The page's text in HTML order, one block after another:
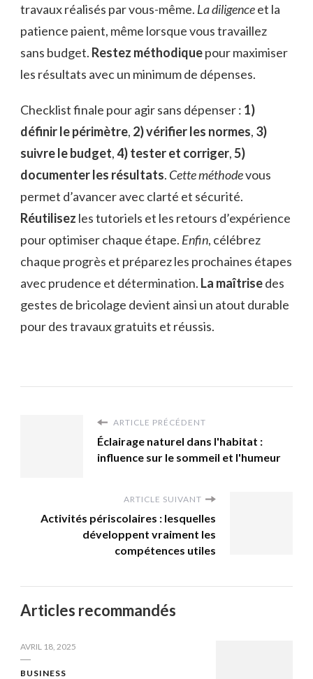
travaux réalisés par vous-même. La diligenceet la
patience paient, même lorsque vous travaillez
sans budget. Restez méthodiquepour maximiser
les résultats avec un minimum de dépenses.
Checklist finale pour agir sans dépenser : 1)
définir le périmètre, 2) vérifier les normes, 3)
suivre le budget,4) tester et corriger,5)
documenter les résultats. Cette méthodevous
permet d’avancer avec clarté et sécurité.
Réutilisez les tutoriels et les retours d’expérience
pour optimiser chaque étape. Enfin, célébrez
chaque progrès et préparez les prochaines étapes
avec prudence et détermination. La maîtrisedes
gestes de bricolage devient ainsi un atout durable
pour des travaux gratuits et réussis.
ARTICLE PRÉCÉDENT
Éclairage naturel dans l'habitat :
influence sur le sommeil et l'humeur
ARTICLE SUIVANT
Activités périscolaires : lesquelles
développent vraiment les
compétences utiles
Articles recommandés
AVRIL 18, 2025
BUSINESS